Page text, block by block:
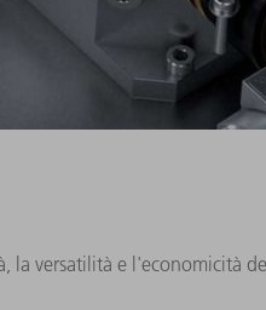
versatilità e l'economicità